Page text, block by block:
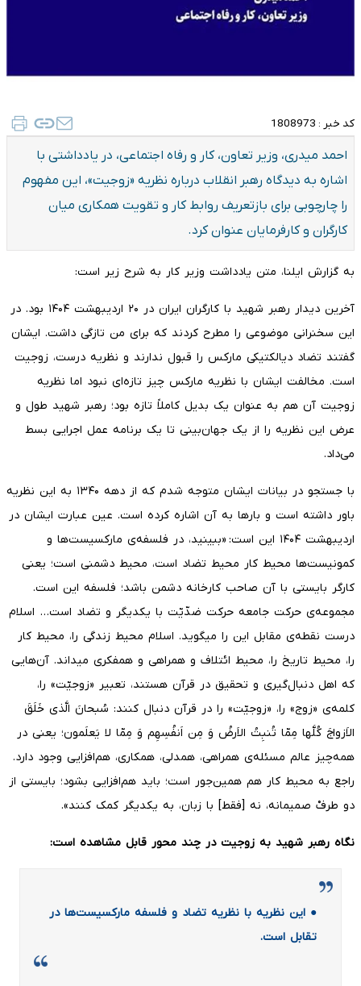
کد خبر : 1808973
احمد میدری، وزیر تعاون، کار و رفاه اجتماعی، در یادداشتی با
اشاره به دیدگاه رهبر انقلاب درباره نظریه «زوجیت»، این مفهوم
را چارچوبی برای بازتعریف روابط کار و تقویت همکاری میان
کارگران و کارفرمایان عنوان کرد.
به گزارش ایلنا، متن یادداشت وزیر کار به شرح زیر است:
آخرین دیدار رهبر شهید با کارگران ایران در ۲۰ اردیبهشت ۱۴۰۴ بود. در
این سخنرانی موضوعی را مطرح کردند که برای من تازگی داشت. ایشان
گفتند تضاد دیالکتیکی مارکس را قبول ندارند و نظریه درست، زوجیت
است. مخالفت ایشان با نظریه مارکس چیز تازه‌ای نبود اما نظریه
زوجیت آن هم به عنوان یک بدیل کاملاً تازه بود؛ رهبر شهید طول و
عرض این نظریه را از یک جهان‌بینی تا یک برنامه عمل اجرایی بسط
می‌داد.
با جستجو در بیانات ایشان متوجه شدم که از دهه ۱۳۴۰ به این نظریه
باور داشته است و بارها به آن اشاره کرده است. عین عبارت ایشان در
اردیبهشت ۱۴۰۴ این است: «ببینید، در فلسفه‌ی مارکسیست‌ها و
کمونیست‌ها محیط کار محیط تضاد است، محیط دشمنی است؛ یعنی
کارگر بایستی با آن صاحب کارخانه دشمن باشد؛ فلسفه این است.
مجموعه‌ی حرکت جامعه حرکت ضدّیّت با یکدیگر و تضاد است… اسلام
درست نقطه‌ی مقابل این را میگوید. اسلام محیط زندگی را، محیط کار
را، محیط تاریخ را، محیط ائتلاف و همراهی و همفکری میداند. آن‌هایی
که اهل دنبال‌گیری و تحقیق در قرآن هستند، تعبیر «زوجیّت» را،
کلمه‌ی «زوج» را، «زوجیّت» را در قرآن دنبال کنند: سُبحانَ الَّذی خَلَقَ
الاَزواجَ کُلَّها مِمّا تُنبِتُ الاَرضُ وَ مِن اَنفُسِهِم وَ مِمّا لا یَعلَمون؛ یعنی در
همه‌چیز عالم مسئله‌ی همراهی، همدلی، همکاری، هم‌افزایی وجود دارد.
راجع به محیط کار هم همین‌جور است؛ باید هم‌افزایی بشود؛ بایستی از
دو طرفْ صمیمانه، نه [فقط] با زبان، به یکدیگر کمک کنند».
نگاه رهبر شهید به زوجیت در چند محور قابل مشاهده است:
● این نظریه با نظریه تضاد و فلسفه مارکسیست‌ها در
تقابل است.